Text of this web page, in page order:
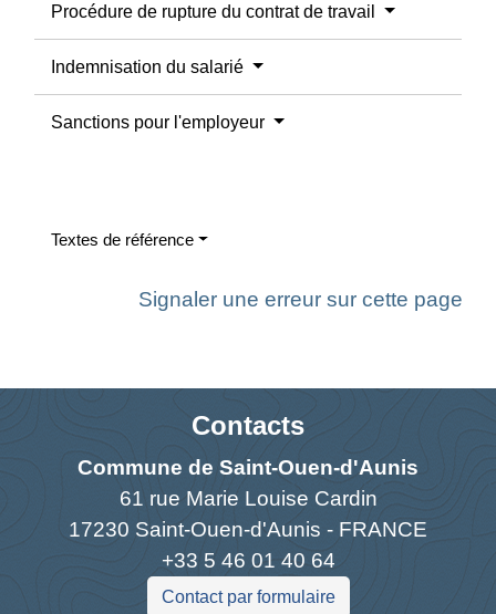
Procédure de rupture du contrat de travail
Indemnisation du salarié
Sanctions pour l'employeur
Textes de référence
Signaler une erreur sur cette page
Contacts
Commune de Saint-Ouen-d'Aunis
61 rue Marie Louise Cardin
17230 Saint-Ouen-d'Aunis - FRANCE
+33 5 46 01 40 64
Contact par formulaire